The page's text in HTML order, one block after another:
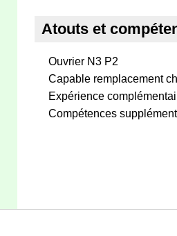
Atouts et
Ouvrier N3 P2
Capable remplacement
Expérience
Compétences